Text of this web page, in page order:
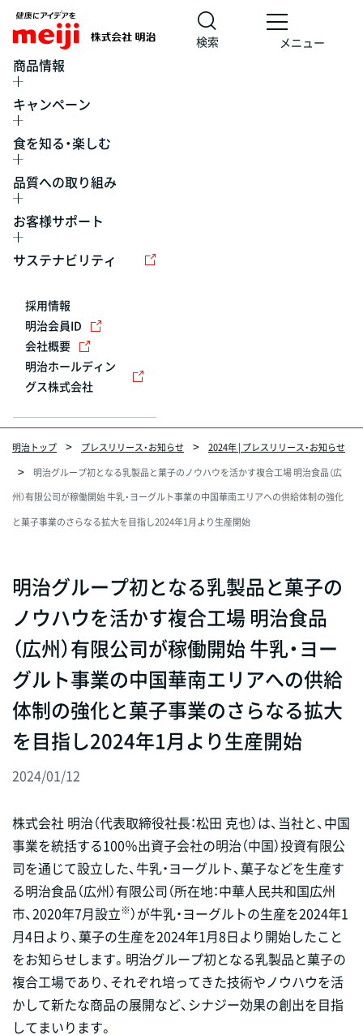
検索 メニュー
商品情報
キャンペーン
食を知る・楽しむ
品質への取り組み
お客様サポート
サステナビリティ
採用情報
明治会員ID
会社概要
明治ホールディン
グス株式会社
明治トップ プレスリリース・お知らせ
2024年 | プレスリリース・お知らせ
明治グループ初となる乳製品と菓子のノウハウを活かす複合工場 明治食品（広
州）有限公司が稼働開始 牛乳・ヨーグルト事業の中国華南エリアへの供給体制の強化
と菓子事業のさらなる拡大を目指し2024年1月より生産開始
明治グループ初となる乳製品と菓子の
ノウハウを活かす複合工場 明治食品
（広州）有限公司が稼働開始 牛乳・ヨー
グルト事業の中国華南エリアへの供給
体制の強化と菓子事業のさらなる拡大
を目指し2024年1月より生産開始
2024/01/12
株式会社 明治（代表取締役社長：松田 克也）は、当社と、中国
事業を統括する100％出資子会社の明治（中国）投資有限公
司を通じて設立した、牛乳・ヨーグルト、菓子などを生産す
る明治食品（広州）有限公司（所在地：中華人民共和国広州
市、2020年7月設立※）が牛乳・ヨーグルトの生産を2024年1
月4日より、菓子の生産を2024年1月8日より開始したこと
をお知らせします。明治グループ初となる乳製品と菓子の
複合工場であり、それぞれ培ってきた技術やノウハウを活
かして新たな商品の展開など、シナジー効果の創出を目指
してまいります。